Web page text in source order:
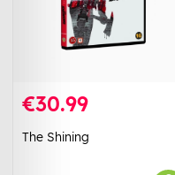
€30.99
The Shining